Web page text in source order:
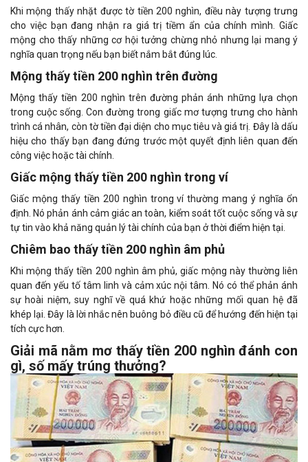
Khi mộng thấy nhặt được tờ tiền 200 nghìn, điều này tượng trưng
cho việc bạn đang nhận ra giá trị tiềm ẩn của chính mình. Giấc
mộng cho thấy những cơ hội tưởng chừng nhỏ nhưng lại mang ý
nghĩa quan trọng nếu bạn biết nắm bắt đúng lúc.
Mộng thấy tiền 200 nghìn trên đường
Mộng thấy tiền 200 nghìn trên đường phản ánh những lựa chọn
trong cuộc sống. Con đường trong giấc mơ tượng trưng cho hành
trình cá nhân, còn tờ tiền đại diện cho mục tiêu và giá trị. Đây là dấu
hiệu cho thấy bạn đang đứng trước một quyết định liên quan đến
công việc hoặc tài chính.
Giấc mộng thấy tiền 200 nghìn trong ví
Giấc mộng thấy tiền 200 nghìn trong ví thường mang ý nghĩa ổn
định. Nó phản ánh cảm giác an toàn, kiểm soát tốt cuộc sống và sự
tự tin vào khả năng quản lý tài chính của bạn ở thời điểm hiện tại.
Chiêm bao thấy tiền 200 nghìn âm phủ
Khi mộng thấy tiền 200 nghìn âm phủ, giấc mộng này thường liên
quan đến yếu tố tâm linh và cảm xúc nội tâm. Nó có thể phản ánh
sự hoài niệm, suy nghĩ về quá khứ hoặc những mối quan hệ đã
khép lại. Đây là lời nhắc nên buông bỏ điều cũ để hướng đến hiện tại
tích cực hơn.
Giải mã nằm mơ thấy tiền 200 nghìn đánh con
gì, số mấy trúng thưởng?